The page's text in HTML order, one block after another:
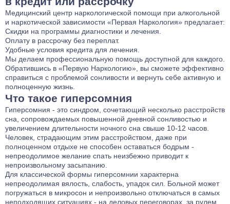
Медицинский центр наркологической помощи при алкогольной
и наркотической зависимости «Первая Наркология» предлагает:
Скидки на программы диагностики и лечения.
Оплату в рассрочку без переплат.
Удобные условия кредита для лечения.
Мы делаем профессиональную помощь доступной для каждого.
Обратившись в «Первую Наркологию», вы сможете эффективно
справиться с проблемой сонливости и вернуть себе активную и
полноценную жизнь.
Что такое гиперсомния
Гиперсомния - это синдром, сочетающий несколько расстройств
сна, сопровождаемых повышенной дневной сонливостью и
увеличением длительности ночного сна свыше 10-12 часов.
Человек, страдающим этим расстройством, даже при
полноценном отдыхе не способен оставаться бодрым -
непреодолимое желание спать неизбежно приводит к
непроизвольному засыпанию.
Для классической формы гиперсомнии характерна
непреодолимая вялость, слабость, упадок сил. Больной может
погружаться в микросон и непроизвольно отключаться в самых
неподходящих ситуациях - на деловых переговорах, за рулем